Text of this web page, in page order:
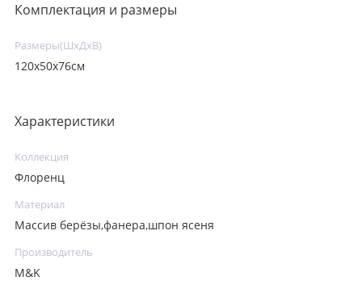
Комплектация и размеры
Размеры(ШхДхВ)
120x50x76см
Характеристики
Коллекция
Флоренц
Материал
Массив берёзы,фанера,шпон ясеня
Производитель
M&K